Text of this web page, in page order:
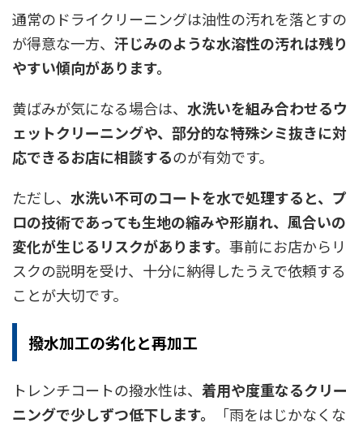
通常のドライクリーニングは油性の汚れを落とすの
が得意な一方、 汗じみのような水溶性の汚れは残り
やすい傾向があります。
黄ばみが気になる場合は、 水洗いを組み合わせるウ
ェットクリーニングや、部分的な特殊シミ抜きに対
応できるお店に相談するのが有効です。
ただし、 水洗い不可のコートを水で処理すると、プ
ロの技術であっても生地の縮みや形崩れ、風合いの
変化が生じるリスクがあります。 事前にお店からリ
スクの説明を受け、十分に納得したうえで依頼する
ことが大切です。
撥水加工の劣化と再加工
トレンチコートの撥水性は、 着用や度重なるクリー
ニングで少しずつ低下します。
「雨をはじかなくな